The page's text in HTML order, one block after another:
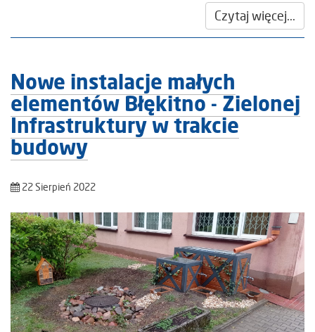
Czytaj więcej...
Nowe instalacje małych
elementów Błękitno - Zielonej
Infrastruktury w trakcie
budowy
22 Sierpień 2022